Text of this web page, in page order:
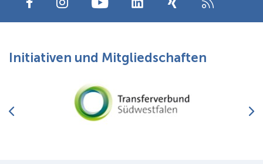
Initiativen und Mitgliedschaften